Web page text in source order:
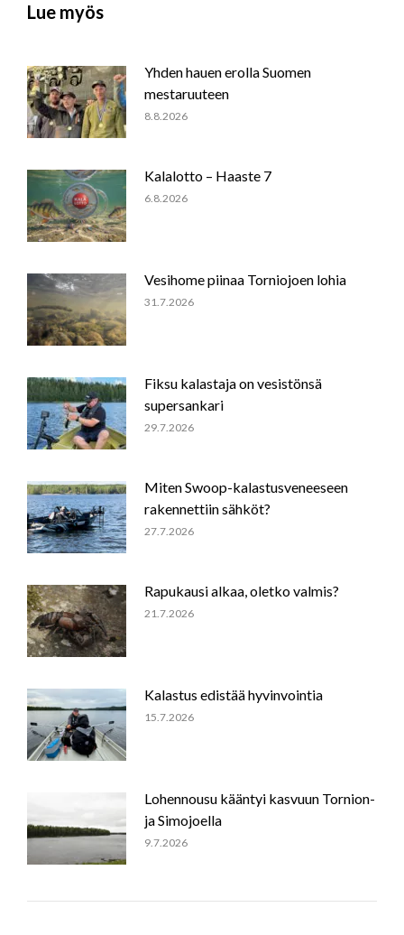
Lue myös
Yhden hauen erolla Suomen
mestaruuteen
8.8.2026
Kalalotto – Haaste 7
6.8.2026
Vesihome piinaa Torniojoen lohia
31.7.2026
Fiksu kalastaja on vesistönsä
supersankari
29.7.2026
Miten Swoop-kalastusveneeseen
rakennettiin sähköt?
27.7.2026
Rapukausi alkaa, oletko valmis?
21.7.2026
Kalastus edistää hyvinvointia
15.7.2026
Lohennousu kääntyi kasvuun Tornion-
ja Simojoella
9.7.2026